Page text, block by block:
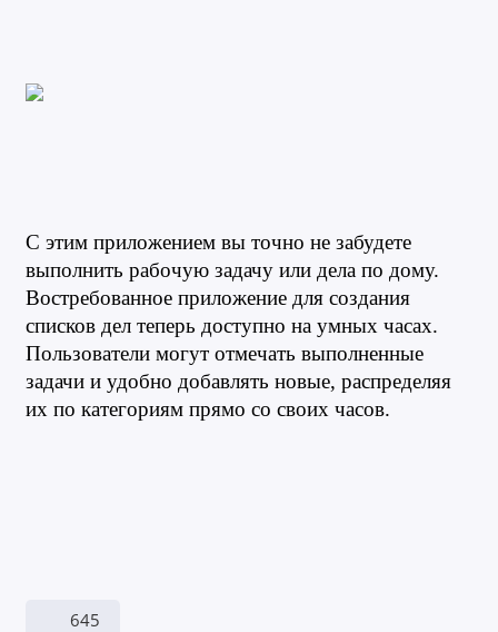
С этим приложением вы точно не забудете
выполнить рабочую задачу или дела по дому.
Востребованное приложение для создания
списков дел теперь доступно на умных часах.
Пользователи могут отмечать выполненные
задачи и удобно добавлять новые, распределяя
их по категориям прямо со своих часов.
645